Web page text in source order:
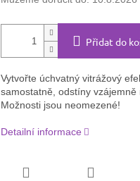
Přidat do
Vytvořte úchvatný vitrážový
samostatně, odstíny
Možnosti jsou neomezené!
Detailní informace